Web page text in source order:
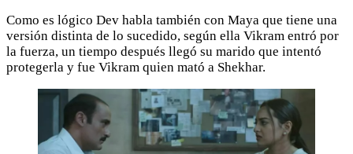
Como es lógico Dev habla también con Maya que tiene una
versión distinta de lo sucedido, según ella Vikram entró por
la fuerza, un tiempo después llegó su marido que intentó
protegerla y fue Vikram quien mató a Shekhar.